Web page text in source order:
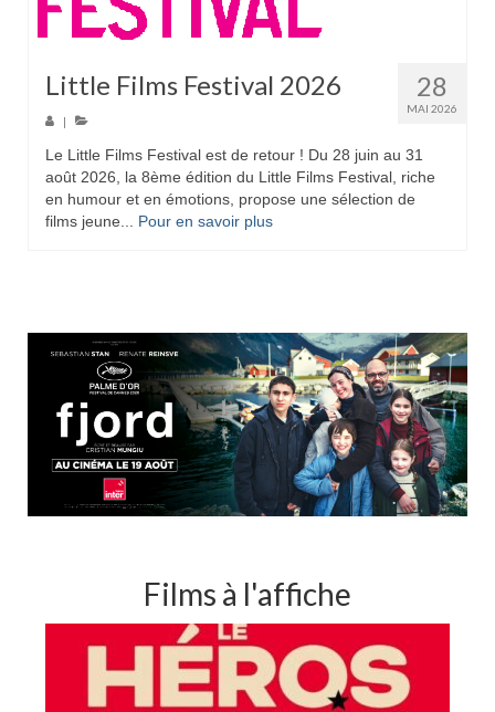
28
MAI 2026
Little Films Festival 2026
|
Le Little Films Festival est de retour ! Du 28 juin au 31
août 2026, la 8ème édition du Little Films Festival, riche
en humour et en émotions, propose une sélection de
films jeune... Pour en savoir plus
Films à l'affiche